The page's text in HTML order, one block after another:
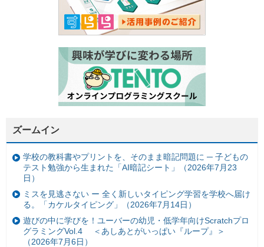
ズームイン
学校の教科書やプリントを、そのまま暗記問題に ─ 子どもの
テスト勉強から生まれた「AI暗記シート」（2026年7月23
日）
ミスを見逃さない ー 全く新しいタイピング学習を学校へ届け
る。「カケルタイピング」（2026年7月14日）
遊びの中に学びを！ユーバーの幼児・低学年向けScratchプロ
グラミングVol.4 ＜あしあとがいっぱい『ループ』＞
（2026年7月6日）